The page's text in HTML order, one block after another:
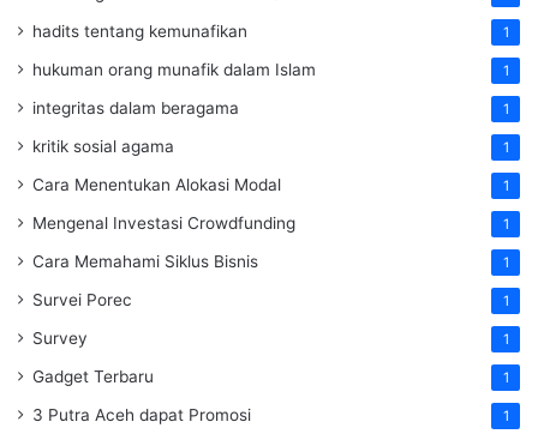
hadits tentang kemunafikan 1
hukuman orang munafik dalam Islam 1
integritas dalam beragama 1
kritik sosial agama 1
Cara Menentukan Alokasi Modal 1
Mengenal Investasi Crowdfunding 1
Cara Memahami Siklus Bisnis 1
Survei Porec 1
Survey 1
Gadget Terbaru 1
3 Putra Aceh dapat Promosi 1